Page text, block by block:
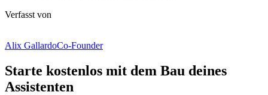
Verfasst von
Alix GallardoCo-Founder
Starte kostenlos mit dem Bau deines
Assistenten